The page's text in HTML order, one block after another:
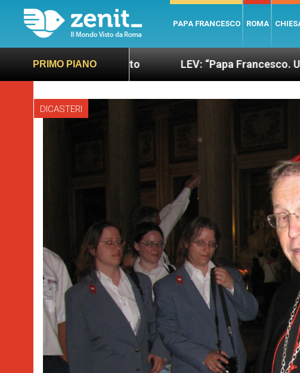
PAPA FRANCESCO ROMA
PRIMO PIANO
sano e giusto LEV: “Papa Francesco. Un uomo di
DICASTERI